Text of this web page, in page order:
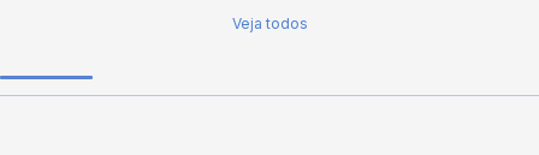
Veja todos